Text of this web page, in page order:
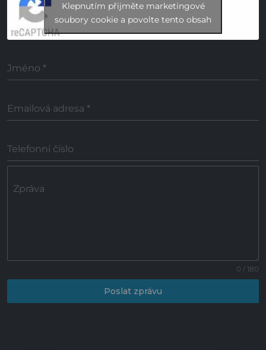
Klepnutím přijměte marketingové
soubory cookie a povolte tento obsah
Jméno *
Emailová adresa *
Telefonní číslo
Zpráva
0 / 180
Poslat zprávu